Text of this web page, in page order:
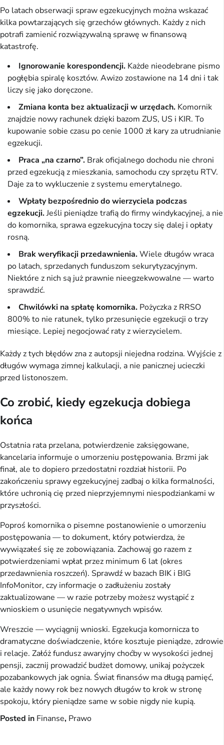
Po latach obserwacji spraw egzekucyjnych można wskazać
kilka powtarzających się grzechów głównych. Każdy z nich
potrafi zamienić rozwiązywalną sprawę w finansową
katastrofę.
Ignorowanie korespondencji. Każde nieodebrane pismo
pogłębia spiralę kosztów. Awizo zostawione na 14 dni i tak
liczy się jako doręczone.
Zmiana konta bez aktualizacji w urzędach. Komornik
znajdzie nowy rachunek dzięki bazom ZUS, US i KIR. To
kupowanie sobie czasu po cenie 1000 zł kary za utrudnianie
egzekucji.
Praca „na czarno”. Brak oficjalnego dochodu nie chroni
przed egzekucją z mieszkania, samochodu czy sprzętu RTV.
Daje za to wykluczenie z systemu emerytalnego.
Wpłaty bezpośrednio do wierzyciela podczas
egzekucji.Jeśli pieniądze trafią do firmy windykacyjnej, a nie
do komornika, sprawa egzekucyjna toczy się dalej i opłaty
rosną.
Brak weryfikacji przedawnienia.Wiele długów wraca
po latach, sprzedanych funduszom sekurytyzacyjnym.
Niektóre z nich są już prawnie nieegzekwowalne — warto
sprawdzić.
Chwilówki na spłatę komornika. Pożyczka z RRSO
800% to nie ratunek, tylko przesunięcie egzekucji o trzy
miesiące. Lepiej negocjować raty z wierzycielem.
Każdy z tych błędów zna z autopsji niejedna rodzina. Wyjście z
długów wymaga zimnej kalkulacji, a nie panicznej ucieczki
przed listonoszem.
Co zrobić, kiedy egzekucja dobiega
końca
Ostatnia rata przelana, potwierdzenie zaksięgowane,
kancelaria informuje o umorzeniu postępowania. Brzmi jak
finał, ale to dopiero przedostatni rozdział historii. Po
zakończeniu sprawy egzekucyjnej zadbaj o kilka formalności,
które uchronią cię przed nieprzyjemnymi niespodziankami w
przyszłości.
Poproś komornika o pisemne postanowienie o umorzeniu
postępowania — to dokument, który potwierdza, że
wywiązałeś się ze zobowiązania. Zachowaj go razem z
potwierdzeniami wpłat przez minimum 6 lat (okres
przedawnienia roszczeń). Sprawdź w bazach BIK i BIG
InfoMonitor, czy informacje o zadłużeniu zostały
zaktualizowane — w razie potrzeby możesz wystąpić z
wnioskiem o usunięcie negatywnych wpisów.
Wreszcie — wyciągnij wnioski. Egzekucja komornicza to
dramatyczne doświadczenie, które kosztuje pieniądze, zdrowie
i relacje. Załóż fundusz awaryjny choćby w wysokości jednej
pensji, zacznij prowadzić budżet domowy, unikaj pożyczek
pozabankowych jak ognia. Świat finansów ma długą pamięć,
ale każdy nowy rok bez nowych długów to krok w stronę
spokoju, który pieniądze same w sobie nigdy nie kupią.
Posted in Finanse, Prawo